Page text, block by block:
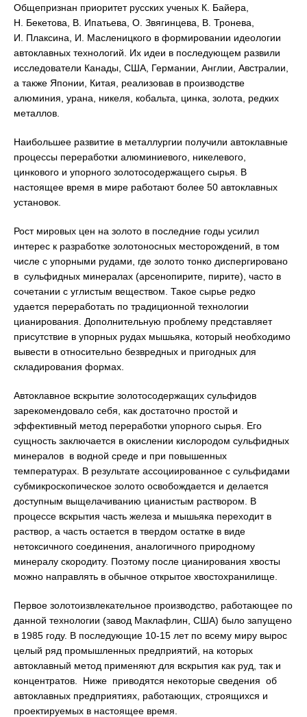
Общепризнан приоритет русских ученых К. Байера,
Н. Бекетова, В. Ипатьева, О. Звягинцева, В. Тронева,
И. Плаксина, И. Масленицкого в формировании идеологии
автоклавных технологий. Их идеи в последующем развили
исследователи Канады, США, Германии, Англии, Австралии,
а также Японии, Китая, реализовав в производстве
алюминия, урана, никеля, кобальта, цинка, золота, редких
металлов.
Наибольшее развитие в металлургии получили автоклавные
процессы переработки алюминиевого, никелевого,
цинкового и упорного золотосодержащего сырья. В
настоящее время в мире работают более 50 автоклавных
установок.
Рост мировых цен на золото в последние годы усилил
интерес к разработке золотоносных месторождений, в том
числе с упорными рудами, где золото тонко диспергировано
в сульфидных минералах (арсенопирите, пирите), часто в
сочетании с углистым веществом. Такое сырье редко
удается переработать по традиционной технологии
цианирования. Дополнительную проблему представляет
присутствие в упорных рудах мышьяка, который необходимо
вывести в относительно безвредных и пригодных для
складирования формах.
Автоклавное вскрытие золотосодержащих сульфидов
зарекомендовало себя, как достаточно простой и
эффективный метод переработки упорного сырья. Его
сущность заключается в окислении кислородом сульфидных
минералов в водной среде и при повышенных
температурах. В результате ассоциированное с сульфидами
субмикроскопическое золото освобождается и делается
доступным выщелачиванию цианистым раствором. В
процессе вскрытия часть железа и мышьяка переходит в
раствор, а часть остается в твердом остатке в виде
нетоксичного соединения, аналогичного природному
минералу скородиту. Поэтому после цианирования хвосты
можно направлять в обычное открытое хвостохранилище.
Первое золотоизвлекательное производство, работающее по
данной технологии (завод Маклафлин, США) было запущено
в 1985 году. В последующие 10-15 лет по всему миру вырос
целый ряд промышленных предприятий, на которых
автоклавный метод применяют для вскрытия как руд, так и
концентратов. Ниже приводятся некоторые сведения об
автоклавных предприятиях, работающих, строящихся и
проектируемых в настоящее время.